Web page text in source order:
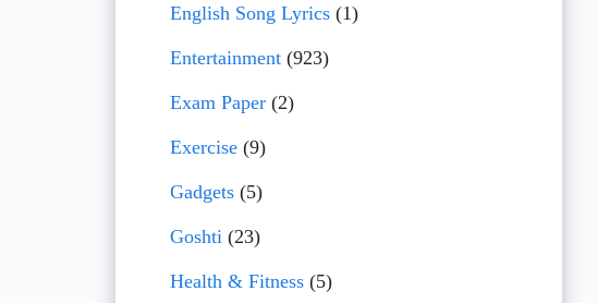
English Song Lyrics (1)
Entertainment (923)
Exam Paper (2)
Exercise (9)
Gadgets (5)
Goshti (23)
Health & Fitness (5)